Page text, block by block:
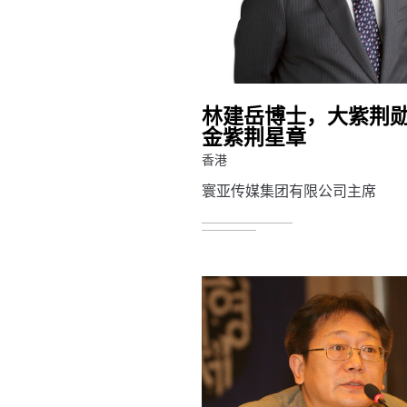
林建岳博士，大紫荆
金紫荆星章
香港
寰亚传媒集团有限公司主席